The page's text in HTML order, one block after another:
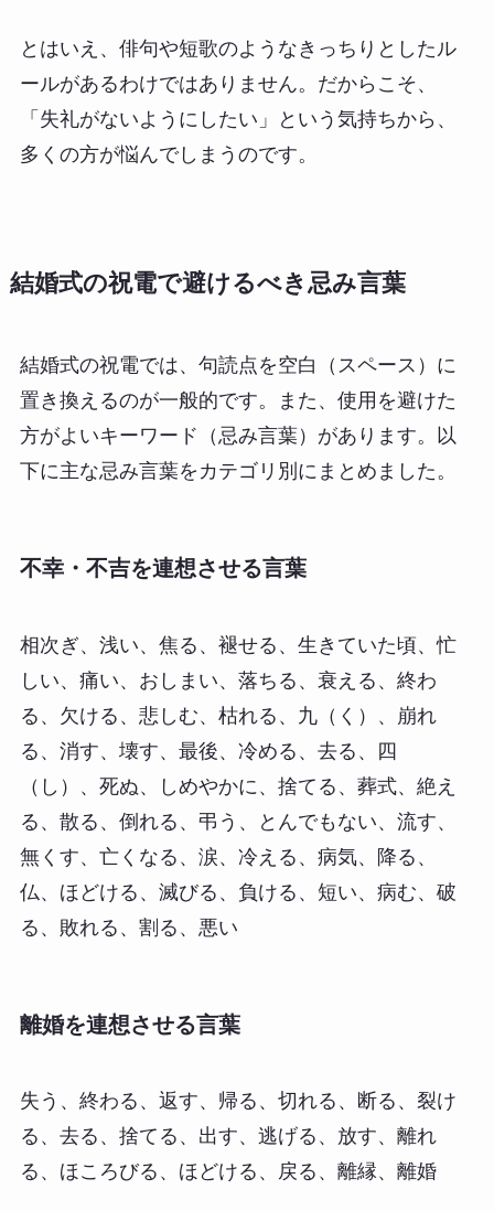
とはいえ、俳句や短歌のようなきっちりとしたル
ールがあるわけではありません。だからこそ、
「失礼がないようにしたい」という気持ちから、
多くの方が悩んでしまうのです。
結婚式の祝電で避けるべき忌み言葉
結婚式の祝電では、句読点を空白（スペース）に
置き換えるのが一般的です。また、使用を避けた
方がよいキーワード（忌み言葉）があります。以
下に主な忌み言葉をカテゴリ別にまとめました。
不幸・不吉を連想させる言葉
相次ぎ、浅い、焦る、褪せる、生きていた頃、忙
しい、痛い、おしまい、落ちる、衰える、終わ
る、欠ける、悲しむ、枯れる、九（く）、崩れ
る、消す、壊す、最後、冷める、去る、四
（し）、死ぬ、しめやかに、捨てる、葬式、絶え
る、散る、倒れる、弔う、とんでもない、流す、
無くす、亡くなる、涙、冷える、病気、降る、
仏、ほどける、滅びる、負ける、短い、病む、破
る、敗れる、割る、悪い
離婚を連想させる言葉
失う、終わる、返す、帰る、切れる、断る、裂け
る、去る、捨てる、出す、逃げる、放す、離れ
る、ほころびる、ほどける、戻る、離縁、離婚